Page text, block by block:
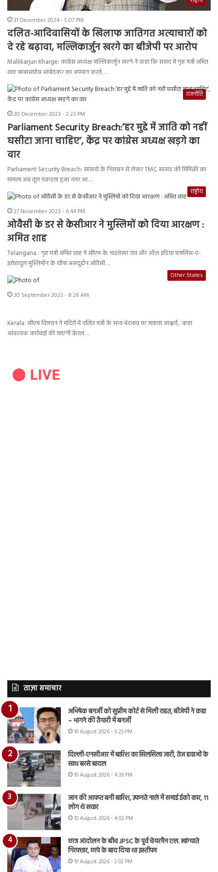
31 December 2024 - 5:07 PM
दलित-आदिवासियों के खिलाफ जातिगत अत्याचारों को
दे रहे बढ़ावा, मल्लिकार्जुन खरगे का बीजेपी पर आरोप
Mallikarjun Kharge: कांग्रेस अध्यक्ष मल्लिकार्जुन खरगे ने कहा कि संसद में गृह मंत्री अमित
शाह बाबासाहेब आंबेडकर का अपमान करते…
राजनीति
20 December 2023 - 2:23 PM
Parliament Security Breach:’हर मुद्दे में जाति को नहीं
घसीटा जाना चाहिए’, केंद्र पर कांग्रेस अध्यक्ष खड़गे का
वार
Parliament Security Breach: सांसदो के निलंबन से लेकर TMC सांसद की मिमिक्री का
मामला अब तूल पकड़ता हुआ नजर आ…
राष्ट्रीय
27 November 2023 - 6:44 PM
ओवैसी के डर से केसीआर ने मुस्लिमों को दिया आरक्षण :
अमित शाह
Telangana : गृह मंत्री अमित शाह ने सीएम के. चंद्रशेखर राव और ऑल इंडिया मजलिस-ए-
इत्तेहादुल मुस्लिमीन के चीफ असदुद्दीन ओवैसी…
Other States
20 September 2023 - 8:26 AM
Kerala: सीएम विजयन ने मंदिरों में दलित मंत्री के साथ भेदभाव पर जताया आश्चर्य, कहा
आवश्यक कार्रवाई की जाएगी केरल…
ताज़ा समाचार
अभिषेक बनर्जी को सुप्रीम कोर्ट से मिली राहत, बीजेपी ने कहा
– भागने की तैयारी में बनर्जी
10 August 2026 - 5:25 PM
दिल्ली-एनसीआर में बारिश का सिलसिला जारी, तेज हवाओं के
साथ बरसे बादल
10 August 2026 - 4:39 PM
जान की आफत बनी बारिश, उफनते नाले में समाई ईको कार, 11
लोग थे सवार
10 August 2026 - 4:02 PM
छात्र आंदोलन के बीच JPSC के पूर्व चेयरमैन एल. खांग्याते
गिरफ्तार, छापे के बाद दिया था इस्तीफा
10 August 2026 - 3:02 PM